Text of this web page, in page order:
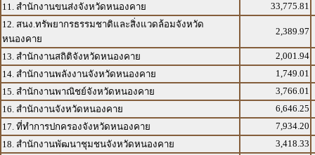
11. สำนักงานขนส่งจังหวัดหนองคาย
33,775.81
12. สนง.ทรัพยากรธรรมชาติและสิ่งแวดล้อมจังหวัด
หนองคาย
2,389.97
13. สำนักงานสถิติจังหวัดหนองคาย
2,001.94
14. สำนักงานพลังงานจังหวัดหนองคาย
1,749.01
15. สำนักงานพาณิชย์จังหวัดหนองคาย
3,766.01
16. สำนักงานจังหวัดหนองคาย
6,646.25
17. ที่ทำการปกครองจังหวัดหนองคาย
7,934.20
18. สำนักงานพัฒนาชุมชนจังหวัดหนองคาย
3,418.33